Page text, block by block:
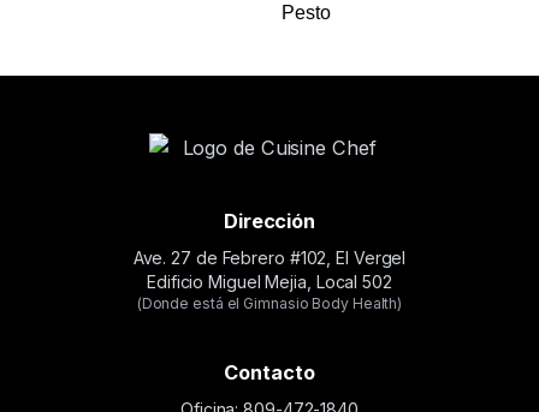
Pesto
Dirección
Ave. 27 de Febrero #102, El Vergel
Edificio Miguel Mejia, Local 502
(Donde está el Gimnasio Body Health)
Contacto